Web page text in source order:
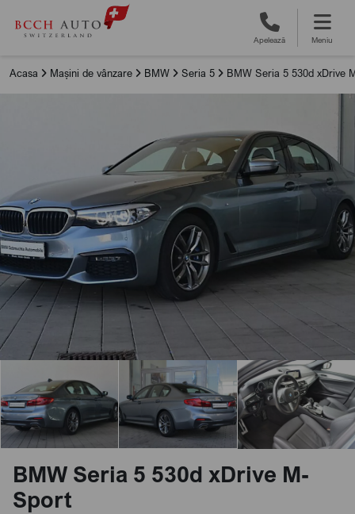
Apelează Meniu
Acasa Mașini de vânzare BMW Seria 5 BMW Seria 5 530d xDrive
BMW Seria 5 530d xDrive M-
Sport